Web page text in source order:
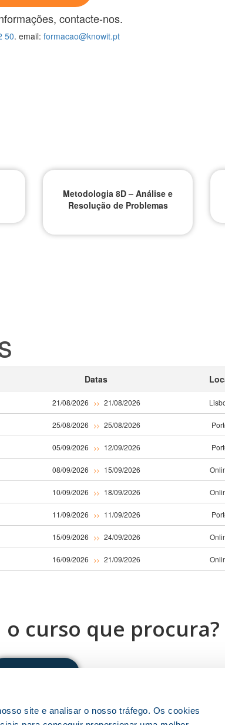
site e analisar o nosso tráfego. Os cookies
contacte-nos.
50. email: formacao@knowit.pt
Metodologia 8D – Análise e
Resolução de Problemas
Datas
21/08/2026 >> 21/08/2026
25/08/2026 >> 25/08/2026
05/09/2026 >> 12/09/2026
08/09/2026 >> 15/09/2026
10/09/2026 >> 18/09/2026
11/09/2026 >> 11/09/2026
15/09/2026 >> 24/09/2026
16/09/2026 >> 21/09/2026
curso que procura?